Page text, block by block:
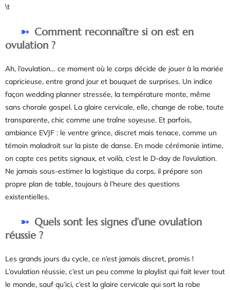
\t
Comment reconnaître si on est en
ovulation ?
Ah, l’ovulation… ce moment où le corps décide de jouer à la mariée
capricieuse, entre grand jour et bouquet de surprises. Un indice
façon wedding planner stressée, la température monte, même
sans chorale gospel. La glaire cervicale, elle, change de robe, toute
transparente, chic comme une traîne soyeuse. Et parfois,
ambiance EVJF : le ventre grince, discret mais tenace, comme un
témoin maladroit sur la piste de danse. En mode cérémonie intime,
on capte ces petits signaux, et voilà, c’est le D-day de l’ovulation.
Ne jamais sous-estimer la logistique du corps, il prépare son
propre plan de table, toujours à l’heure des questions
existentielles.
Quels sont les signes d’une ovulation
réussie ?
Les grands jours du cycle, ce n’est jamais discret, promis !
L’ovulation réussie, c’est un peu comme la playlist qui fait lever tout
le monde, sauf qu’ici, c’est la glaire cervicale qui sort la robe